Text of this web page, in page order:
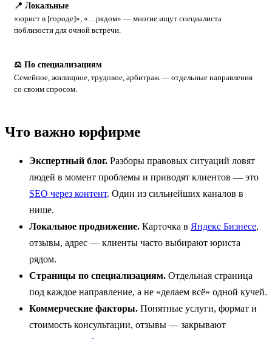
📍 Локальные
«юрист в [городе]», «…рядом» — многие ищут специалиста
поблизости для очной встречи.
⚖️ По специализациям
Семейное, жилищное, трудовое, арбитраж — отдельные направления
со своим спросом.
Что важно юрфирме
Экспертный блог. Разборы правовых ситуаций ловят
людей в момент проблемы и приводят клиентов — это
SEO через контент. Один из сильнейших каналов в
нише.
Локальное продвижение. Карточка в Яндекс Бизнесе,
отзывы, адрес — клиенты часто выбирают юриста
рядом.
Страницы по специализациям. Отдельная страница
под каждое направление, а не «делаем всё» одной кучей.
Коммерческие факторы. Понятные услуги, формат и
стоимость консультации, отзывы — закрывают